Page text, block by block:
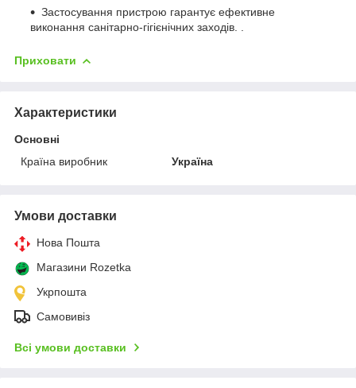
Застосування пристрою гарантує ефективне
виконання санітарно-гігієнічних заходів. .
Приховати
Характеристики
Основні
Країна виробник
Україна
Умови доставки
Нова Пошта
Магазини Rozetka
Укрпошта
Самовивіз
Всі умови доставки